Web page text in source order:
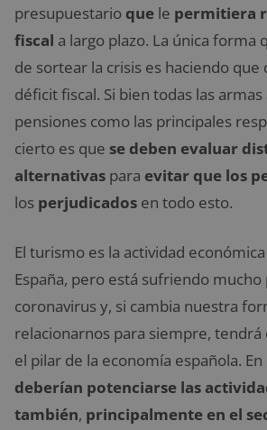
presupuestario que le permitiera
fiscal a largo plazo. La única forma
de sortear la crisis es haciendo que
déficit fiscal. Si bien todas las
pensiones como las principales
cierto es que se deben evaluar
alternativas para evitar que los
los perjudicados en todo esto.
El turismo es la actividad
España, pero está sufriendo mucho
coronavirus y, si cambia nuestra
relacionarnos para siempre,
el pilar de la economía española.
deberían potenciarse las
también, principalmente en el